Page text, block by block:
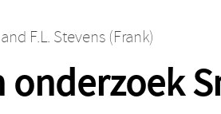
and F.L. Stevens (Frank)
onderzoek